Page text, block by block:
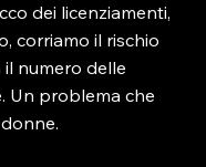
dei licenziamenti,
corriamo il rischio
numero delle
Un problema che